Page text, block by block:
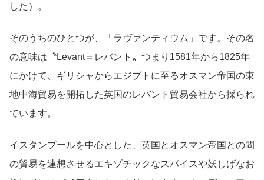
した）。
そのうちのひとつが、「ラヴァンティウム」です。その名
の意味は〝Levant＝レバント〟つまり1581年から1825年
にかけて、ギリシャからエジプトに至るオスマン帝国の東
地中海貿易を開拓した英国のレバント貿易会社から採られ
ています。
イスタンブールを中心とした、英国とオスマン帝国との間
の貿易を連想させるエキゾチックなスパイスや妖しげなお